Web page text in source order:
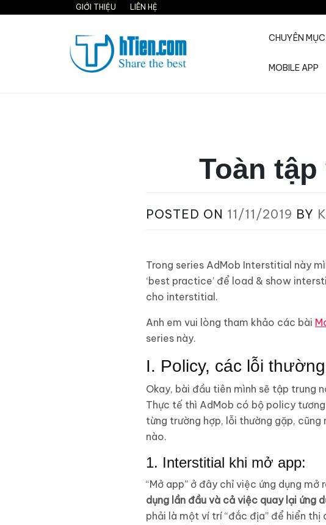
GIỚI THIỆU LIÊN HỆ
CHUYÊN MỤC
MOBILE APP
Toàn
POSTED ON 11/11/2019 BY
Trong series AdMob Interstitial này
‘best practice’ để load & show
cho interstitial.
Anh em vui lòng tham khảo các bài
series này.
I. Policy, các lỗi
Okay, bài đầu tiên mình sẽ tập trung
Thực tế thì AdMob có bộ policy
từng trường hợp, lỗi thường gặp,
nào.
1. Interstitial khi mở app:
“Mở app” ở đây chỉ việc ứng dụng
dụng lần đầu và cả việc quay lại ứng
phải là một ví trí “đắc địa” để hiển thị